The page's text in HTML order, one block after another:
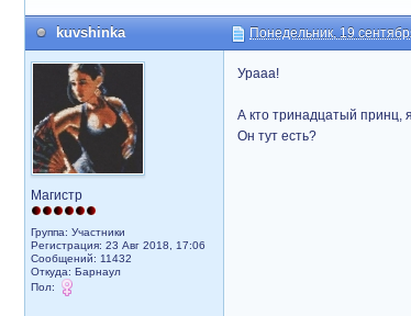
kuvshinka Понедельник, 19
Магистр
Группа: Участники
Регистрация: 23 Авг 2018, 17:06
Сообщений: 11432
Откуда: Барнаул
Пол:
Урааа!
А кто тринадцатый принц,
Он тут есть?